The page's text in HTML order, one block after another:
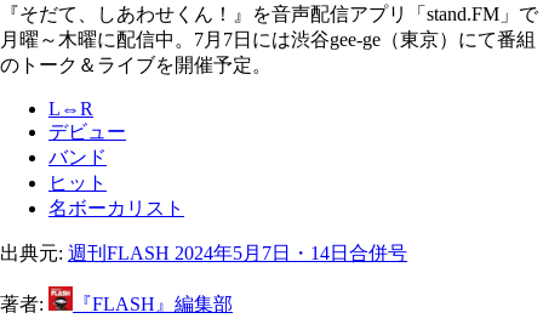
『そだて、しあわせくん！』を音声配信アプリ「stand.FM」で
月曜～木曜に配信中。7月7日には渋谷gee-ge（東京）にて番組
のトーク＆ライブを開催予定。
L⇔R
デビュー
バンド
ヒット
名ボーカリスト
出典元: 週刊FLASH 2024年5月7日・14日合併号
著者: 『FLASH』編集部